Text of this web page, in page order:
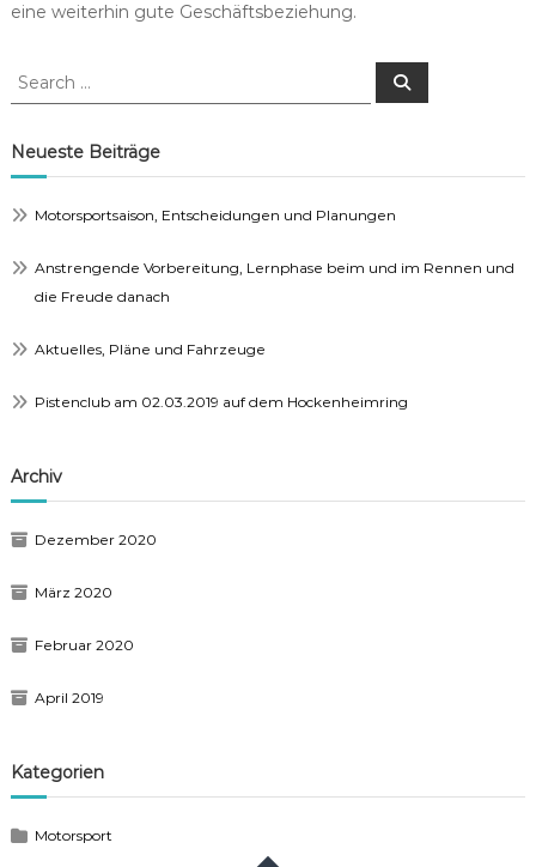
eine weiterhin gute Geschäftsbeziehung.
Search
Search
Neueste Beiträge
Motorsportsaison, Entscheidungen und Planungen
Anstrengende Vorbereitung, Lernphase beim und im Rennen und
die Freude danach
Aktuelles, Pläne und Fahrzeuge
Pistenclub am 02.03.2019 auf dem Hockenheimring
Archiv
Dezember 2020
März 2020
Februar 2020
April 2019
Kategorien
Motorsport